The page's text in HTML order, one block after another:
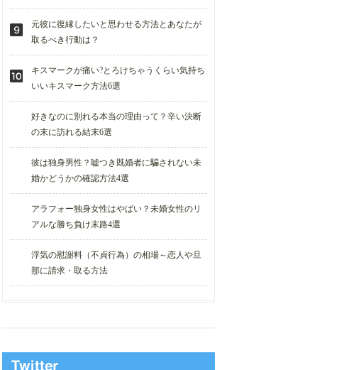
元彼に復縁したいと思わせる方法とあなたが
取るべき行動は？
キスマークが痛い?とろけちゃうくらい気持ち
いいキスマーク方法6選
好きなのに別れる本当の理由って？辛い決断
の末に訪れる結末6選
彼は独身男性？嘘つき既婚者に騙されない未
婚かどうかの確認方法4選
アラフォー独身女性はやばい？未婚女性のリ
アルな勝ち負け末路4選
浮気の慰謝料（不貞行為）の相場～恋人や旦
那に請求・取る方法